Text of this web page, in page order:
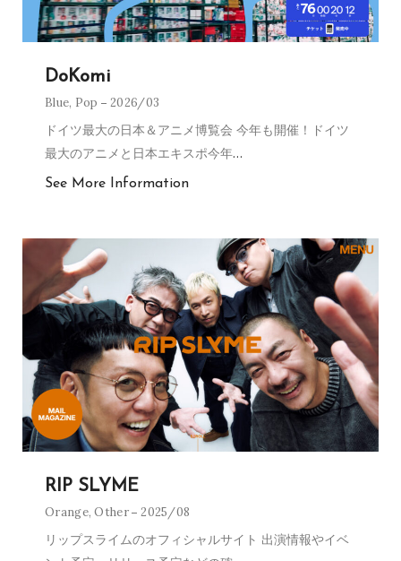
DoKomi
Blue, Pop 2026/03
ドイツ最大の日本＆アニメ博覧会 今年も開催！ドイツ
最大のアニメと日本エキスポ今年…
See More Information
RIP SLYME
Orange,Other 2025/08
リップスライムのオフィシャルサイト 出演情報やイベ